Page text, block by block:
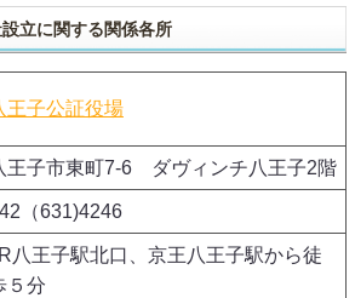
立に関する関係各所
王子公証役場
王子市東町7-6 ダヴィンチ八王子2階
（631)4246
八王子駅北口、京王八王子駅から徒
５分